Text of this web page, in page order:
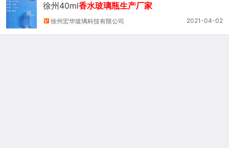
徐州40ml香水玻璃瓶生产厂家
2021-04-02
徐州宏华玻璃科技有限公司